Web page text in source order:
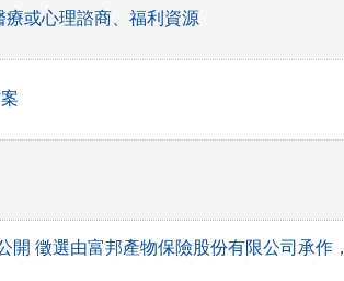
或心理諮商、福利資源
徵選由富邦產物保險股份有限公司承作，